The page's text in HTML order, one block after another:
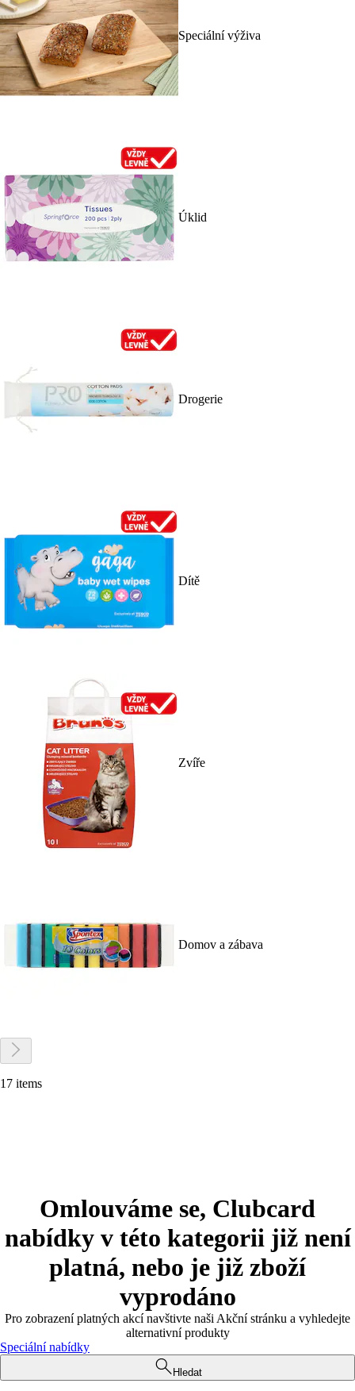
Speciální výživa
Úklid
Drogerie
Dítě
Zvíře
Domov a zábava
17 items
Omlouváme se, Clubcard
nabídky v této kategorii již není
platná, nebo je již zboží
vyprodáno
Pro zobrazení platných akcí navštivte naši Akční stránku a vyhledejte
alternativní produkty
Speciální nabídky
Hledat